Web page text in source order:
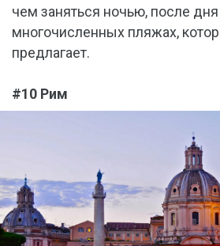
чем заняться ночью, после
многочисленных пляжах,
предлагает.
#10 Рим